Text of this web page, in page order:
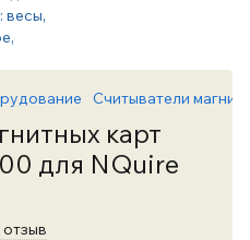
Считыватели
карт
для NQuire